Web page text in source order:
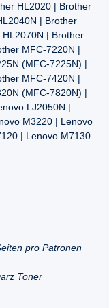
HL2020 | Brother
| Brother
| Brother
MFC-7220N |
(MFC-7225N) |
MFC-7420N |
(MFC-7820N) |
LJ2050N |
M3220 | Lenovo
| Lenovo M7130
pro Patronen
Toner